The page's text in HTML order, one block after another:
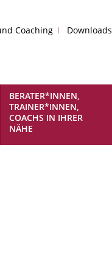
Coaching Downloads
BERATER*INNEN,
TRAINER*INNEN,
COACHS IN IHRER
NÄHE